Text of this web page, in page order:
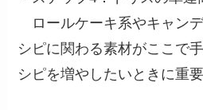
ロールケーキ系やキャン
シピに関わる素材がここで
シピを増やしたいときに重